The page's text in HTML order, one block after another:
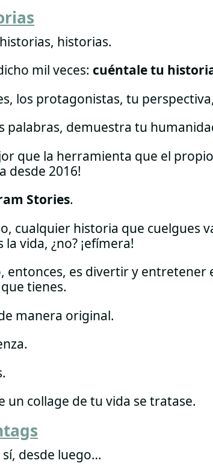
historias.
mil veces: cuéntale tu
los protagonistas, tu
palabras, demuestra tu
que la herramienta que el
desde 2016!
Stories.
cualquier historia que cuelgues
la vida, ¿no? ¡efímera!
entonces, es divertir y entretener
tienes.
manera original.
un collage de tu vida se tratase.
desde luego…